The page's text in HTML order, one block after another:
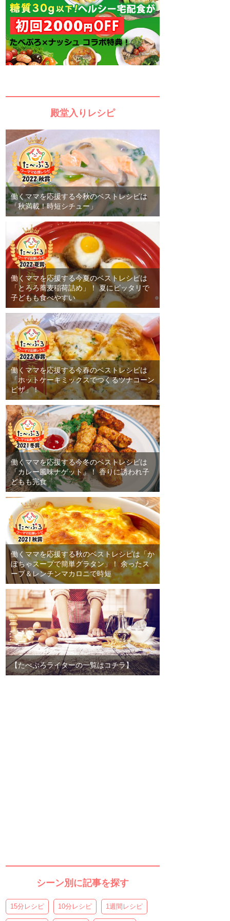
殿堂入りレシピ
働くママを応援する今秋のベストレシピは
「秋満載！時短シチュー」
働くママを応援する今夏のベストレシピは
「とろろ蕎麦稲荷詰め」！ 夏にピッタリで
子どもも食べやすい
働くママを応援する今春のベストレシピは
「ホットケーキミックスでつくるツナコーン
ピザ」！
働くママを応援する今冬のベストレシピは
「カレー風味ナゲット」！ 香りに誘われ子
どもも完食
働くママを応援する秋のベストレシピは「か
ぼちゃスープで簡単グラタン」！ 余ったス
ープ＆レンチンマカロニで時短
【たべぷろライターの一覧はコチラ】
シーン別に記事を探す
15分レシピ 10分レシピ 1週間レシピ